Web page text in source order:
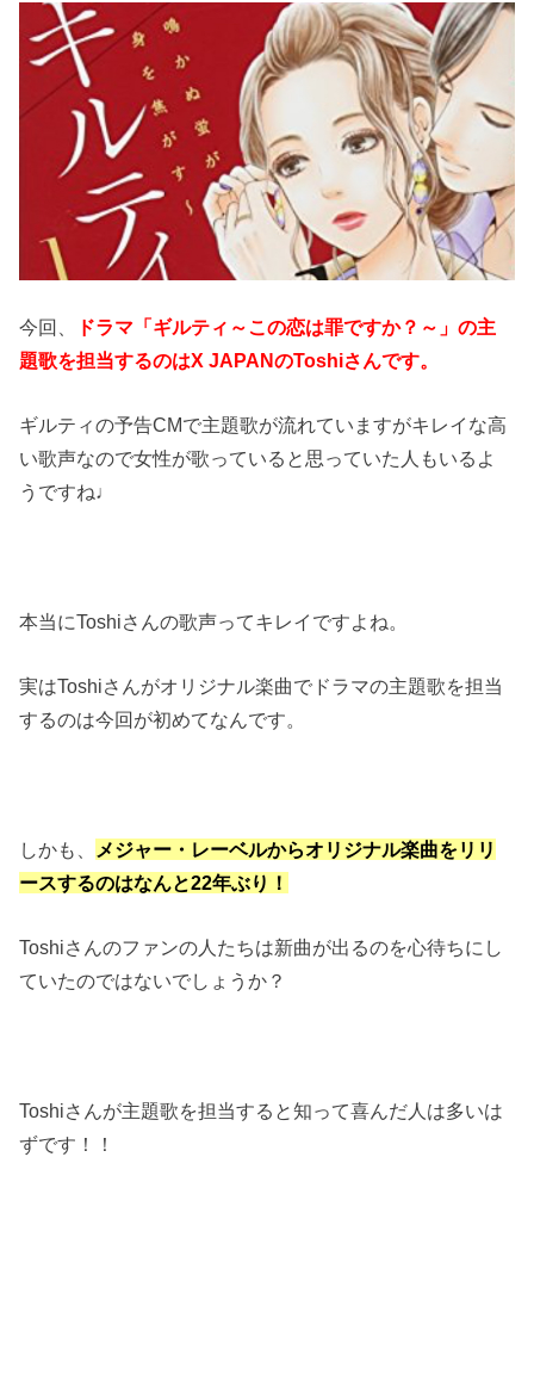
今回、
ドラマ「ギルティ～この恋は罪ですか？～」の主
題歌を担当するのはX JAPANのToshiさんです。
ギルティの予告CMで主題歌が流れていますがキレイな高
い歌声なので女性が歌っていると思っていた人もいるよ
うですね♩
本当にToshiさんの歌声ってキレイですよね。
実はToshiさんがオリジナル楽曲でドラマの主題歌を担当
するのは今回が初めてなんです。
しかも、
メジャー・レーベルからオリジナル楽曲をリリ
ースするのはなんと22年ぶり！
Toshiさんのファンの人たちは新曲が出るのを心待ちにし
ていたのではないでしょうか？
Toshiさんが主題歌を担当すると知って喜んだ人は多いは
ずです！！